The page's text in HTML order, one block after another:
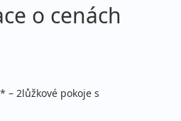
o cenách
2lůžkové pokoje s